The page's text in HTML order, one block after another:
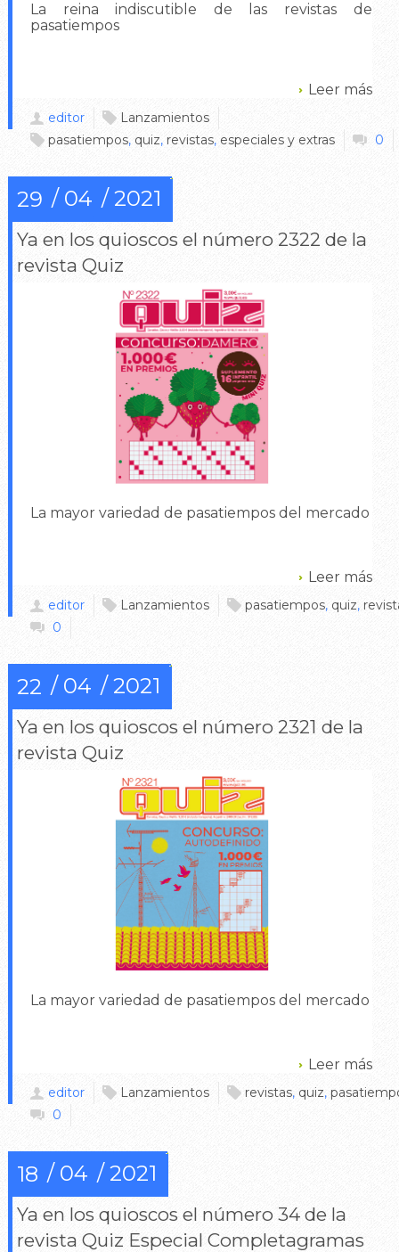
La reina indiscutible de las revistas de
pasatiempos
Leer más
editor
Lanzamientos
pasatiempos, quiz, revistas, especiales y extras 0
29 04 2021
Ya en los quioscos el número 2322 de la
revista Quiz
La mayor variedad de pasatiempos del mercado
Leer más
editor Lanzamientos pasatiempos, quiz,
0
22 04 2021
Ya en los quioscos el número 2321 de la
revista Quiz
La mayor variedad de pasatiempos del mercado
Leer más
editor Lanzamientos revistas, quiz,
0
18 04 2021
Ya en los quioscos el número 34 de la
revista Quiz Especial Completagramas